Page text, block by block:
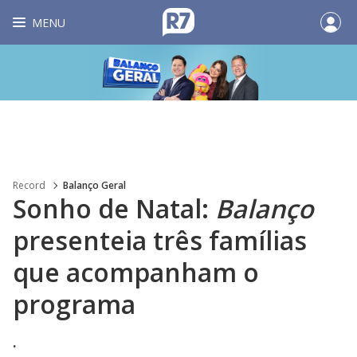
MENU
Record Balanço Geral
Sonho de Natal: Balanço
presenteia três famílias
que acompanham o
programa
.